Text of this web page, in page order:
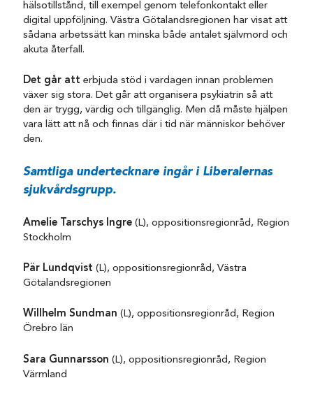
hälsotillstånd, till exempel genom telefonkontakt eller
digital uppföljning. Västra Götalandsregionen har visat att
sådana arbetssätt kan minska både antalet självmord och
akuta återfall.
Det går att erbjuda stöd i vardagen innan problemen
växer sig stora. Det går att organisera psykiatrin så att
den är trygg, värdig och tillgänglig. Men då måste hjälpen
vara lätt att nå och finnas där i tid när människor behöver
den.
Samtliga undertecknare ingår i Liberalernas
sjukvårdsgrupp.
Amelie Tarschys Ingre(L), oppositionsregionråd, Region
Stockholm
Pär Lundqvist(L), oppositionsregionråd, Västra
Götalandsregionen
Willhelm Sundman (L), oppositionsregionråd, Region
Örebro län
Sara Gunnarsson (L), oppositionsregionråd, Region
Värmland